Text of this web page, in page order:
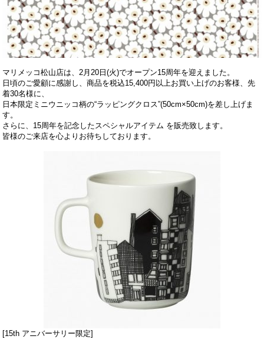
マリメッコ松山店は、2月20日(火)でオープン15周年を迎えました。
日頃のご愛顧に感謝し、商品を税込15,400円以上お買い上げのお客様、先
着30名様に、
日本限定ミニウニッコ柄の“ラッピングクロス”(50cm×50cm)を差し上げま
す。
さらに、15周年を記念したスペシャルアイテム を販売致します。
皆様のご来店を心よりお待ちしております。
[15th アニバーサリー限定]